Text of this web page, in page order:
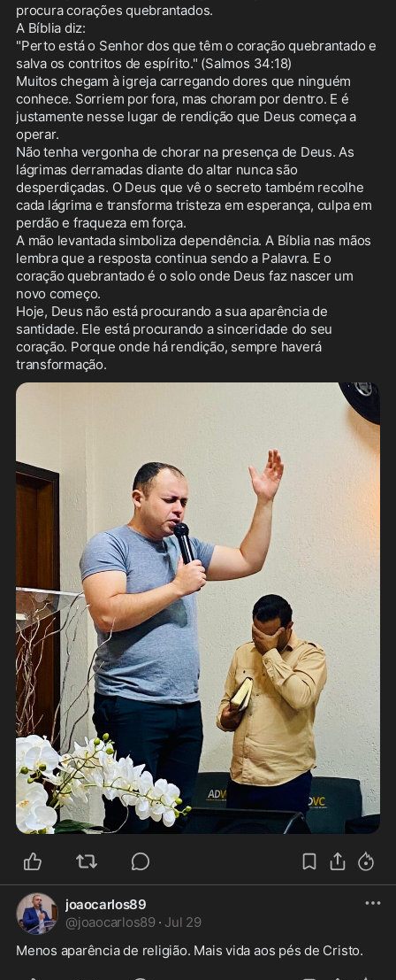
procura corações quebrantados.
A Bíblia diz:
"Perto está o Senhor dos que têm o coração quebrantado e
salva os contritos de espírito." (Salmos 34:18)
Muitos chegam à igreja carregando dores que ninguém
conhece. Sorriem por fora, mas choram por dentro. E é
justamente nesse lugar de rendição que Deus começa a
operar.
Não tenha vergonha de chorar na presença de Deus. As
lágrimas derramadas diante do altar nunca são
desperdiçadas. O Deus que vê o secreto também recolhe
cada lágrima e transforma tristeza em esperança, culpa em
perdão e fraqueza em força.
A mão levantada simboliza dependência. A Bíblia nas mãos
lembra que a resposta continua sendo a Palavra. E o
coração quebrantado é o solo onde Deus faz nascer um
novo começo.
Hoje, Deus não está procurando a sua aparência de
santidade. Ele está procurando a sinceridade do seu
coração. Porque onde há rendição, sempre haverá
transformação.
joaocarlos89
@joaocarlos89 · Jul 29
Menos aparência de religião. Mais vida aos pés de Cristo.